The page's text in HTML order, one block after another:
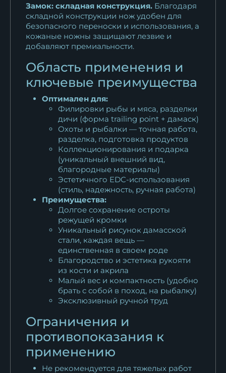
Замок: складная конструкция. Благодаря
складной конструкции нож удобен для
безопасного переноски и использования, а
кожаные ножны защищают лезвие и
добавляют премиальности.
Область применения и
ключевые преимущества
Оптимален для:
Филировки рыбы и мяса, разделки
дичи (форма trailing point + дамаск)
Охоты и рыбалки — точная работа,
разделка, подготовка продуктов
Коллекционирования и подарка
(уникальный внешний вид,
благородные материалы)
Эстетичного EDC-использования
(стиль, надежность, ручная работа)
Преимущества:
Долгое сохранение остроты
режущей кромки
Уникальный рисунок дамасской
стали, каждая вещь —
единственная в своем роде
Благородство и эстетика рукояти
из кости и акрила
Малый вес и компактность (удобно
брать с собой в поход, на рыбалку)
Эксклюзивный ручной труд
Ограничения и
противопоказания к
применению
Не рекомендуется для тяжелых работ